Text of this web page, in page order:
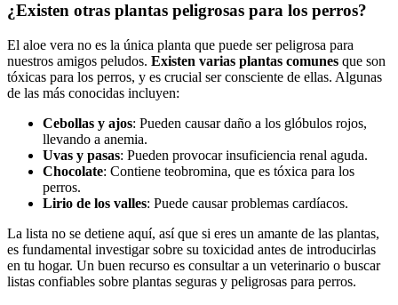
¿Existen otras plantas peligrosas para los perros?
El aloe vera no es la única planta que puede ser peligrosa para
nuestros amigos peludos. Existen varias plantas comunes que son
tóxicas para los perros, y es crucial ser consciente de ellas. Algunas
de las más conocidas incluyen:
Cebollas y ajos: Pueden causar daño a los glóbulos rojos,
llevando a anemia.
Uvas y pasas: Pueden provocar insuficiencia renal aguda.
Chocolate: Contiene teobromina, que es tóxica para los
perros.
Lirio de los valles: Puede causar problemas cardíacos.
La lista no se detiene aquí, así que si eres un amante de las plantas,
es fundamental investigar sobre su toxicidad antes de introducirlas
en tu hogar. Un buen recurso es consultar a un veterinario o buscar
listas confiables sobre plantas seguras y peligrosas para perros.